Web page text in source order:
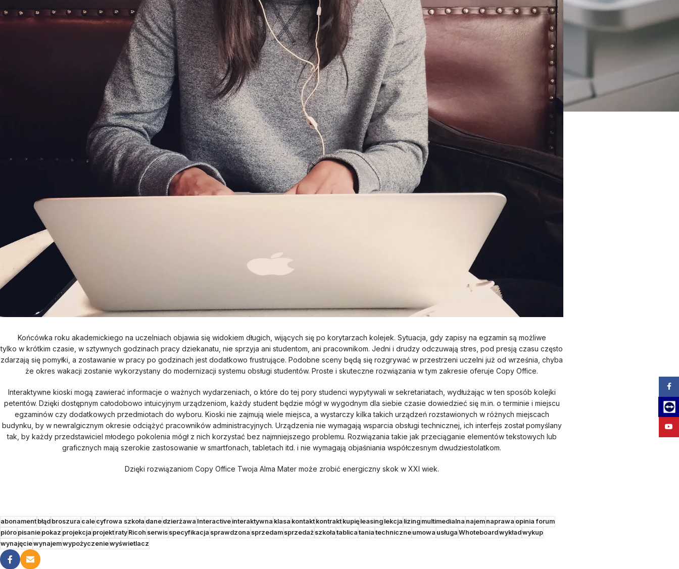
Końcówka roku akademickiego na uczelniach objawia się widokiem długich, wijących się po korytarzach kolejek. Sytuacja, gdy zapisy na egzamin są możliwe
tylko w krótkim czasie, w sztywnych godzinach pracy dziekanatu, nie sprzyja ani studentom, ani pracownikom. Jedni i drudzy odczuwają stres, pod presją czasu często
zdarzają się pomyłki, a zostawanie w pracy po godzinach jest dodatkowo frustrujące. Podobne sceny będą się rozgrywać w przestrzeni uczelni już od września, chyba
że okres wakacji zostanie wykorzystany do modernizacji systemu obsługi studentów. Proste i skuteczne rozwiązania w tym zakresie oferuje Copy Office.
Interaktywne kioski mogą zawierać informacje o ważnych wydarzeniach, o które do tej pory studenci wypytywali w sekretariatach, wydłużając w ten sposób kolejki
petentów. Dzięki dostępnym całodobowo intuicyjnym urządzeniom, każdy student będzie mógł w wygodnym dla siebie czasie dowiedzieć się m.in. o terminie i miejscu
egzaminów czy dodatkowych przedmiotach do wyboru. Kioski nie zajmują wiele miejsca, a wystarczy kilka takich urządzeń rozstawionych w różnych miejscach
budynku, by w newralgicznym okresie odciążyć pracowników administracyjnych. Urządzenia nie wymagają wsparcia obsługi technicznej, ich interfejs został pomyślany
tak, by każdy przedstawiciel młodego pokolenia mógł z nich korzystać bez najmniejszego problemu. Rozwiązania takie jak przeciąganie elementów tekstowych lub
graficznych mają szerokie zastosowanie w smartfonach, tabletach itd. i nie wymagają objaśniania współczesnym dwudziestolatkom.
Dzięki rozwiązaniom Copy Office Twoja Alma Mater może zrobić energiczny skok w XXI wiek.
abonamentbłądbroszura calecyfrowa szkoła danedzierżawa Interactiveinteraktywna klasa kontaktkontraktkupięleasinglekcja lizingmultimedialna najemnaprawa opinia forum
pióropisaniepokaz projekcja projektraty Ricoh serwisspecyfikacja sprawdzona sprzedamsprzedaższkoła tablica tania techniczneumowa usługa Whoteboardwykładwykup
wynajęciewynajemwypożyczeniewyświetlacz